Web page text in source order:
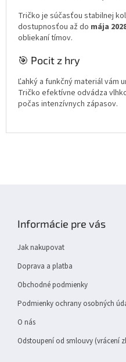
Tričko je súčasťou stabilnej
dostupnosťou až do mája
obliekaní tímov.
🎯 Pocit z hry
Ľahký a funkčný materiál vám
Tričko efektívne odvádza
počas intenzívnych zápasov.
Informácie pre vás
Jak nakupovat
Doprava a platba
Obchodné podmienky
Podmienky ochrany osobných
O nás
Odstoupení od smlouvy (vrácení